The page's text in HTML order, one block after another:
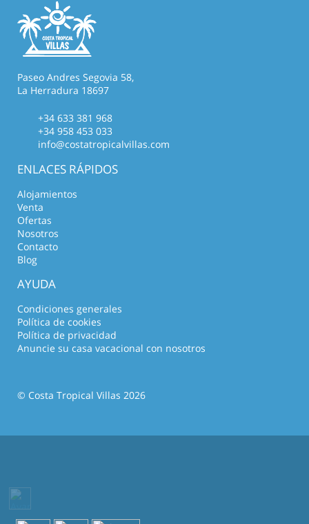
Paseo Andres Segovia 58,
La Herradura 18697
+34 633 381 968
+34 958 453 033
info@costatropicalvillas.com
ENLACES RÁPIDOS
Alojamientos
Venta
Ofertas
Nosotros
Contacto
Blog
AYUDA
Condiciones generales
Política de cookies
Política de privacidad
Anuncie su casa vacacional con nosotros
© Costa Tropical Villas 2026